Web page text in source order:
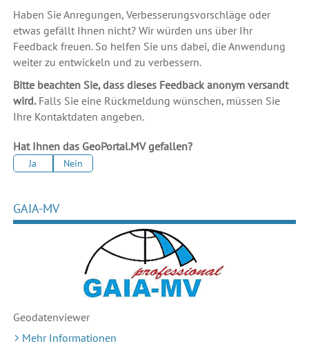
Haben Sie Anregungen, Verbesserungsvorschläge oder
etwas gefällt Ihnen nicht? Wir würden uns über Ihr
Feedback freuen. So helfen Sie uns dabei, die Anwendung
weiter zu entwickeln und zu verbessern.
Bitte beachten Sie, dass dieses Feedback anonym versandt
wird.Falls Sie eine Rückmeldung wünschen, müssen Sie
Ihre Kontaktdaten angeben.
Hat Ihnen das GeoPortal.MV gefallen?
Ja Nein
GAIA-MV
Geodatenviewer
Mehr Informationen